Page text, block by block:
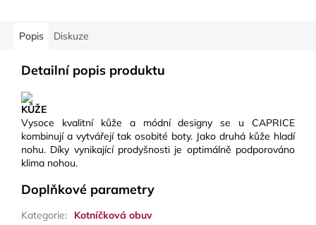
Popis Diskuze
Detailní popis produktu
KŮŽE
Vysoce kvalitní kůže a módní designy se u CAPRICE
kombinují a vytvářejí tak osobité boty. Jako druhá kůže hladí
nohu. Díky vynikající prodyšnosti je optimálně podporováno
klima nohou.
Doplňkové parametry
Kategorie:
Kotníčková obuv